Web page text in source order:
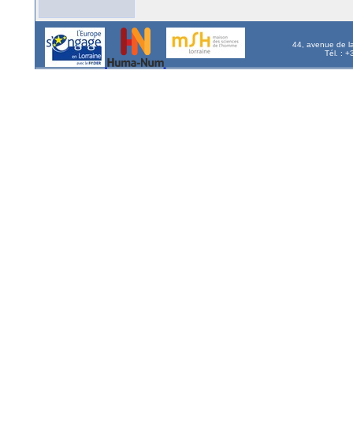
44, avenue de
Tél. :